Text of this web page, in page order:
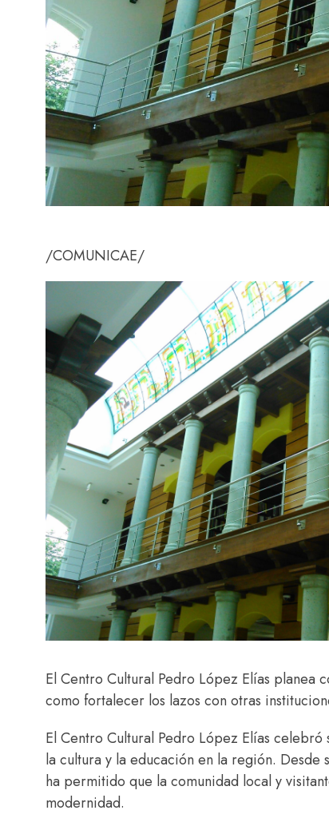
/COMUNICAE/
El Centro Cultural Pedro López Elías planea
como fortalecer los lazos con otras
El Centro Cultural Pedro López Elías
la cultura y la educación en la región.
ha permitido que la comunidad local y
modernidad.